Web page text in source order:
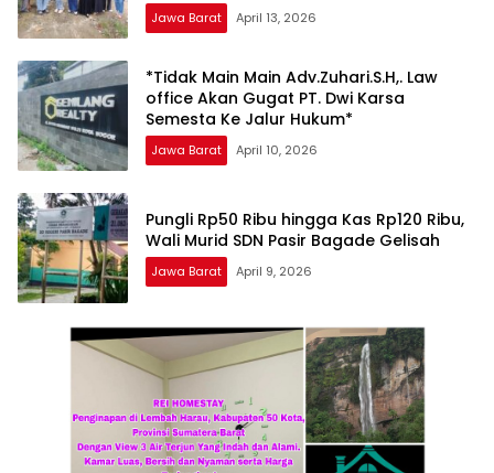
Jawa Barat April 13, 2026
*Tidak Main Main Adv.Zuhari.S.H,. Law
office Akan Gugat PT. Dwi Karsa
Semesta Ke Jalur Hukum*
Jawa Barat April 10, 2026
Pungli Rp50 Ribu hingga Kas Rp120 Ribu,
Wali Murid SDN Pasir Bagade Gelisah
Jawa Barat April 9, 2026